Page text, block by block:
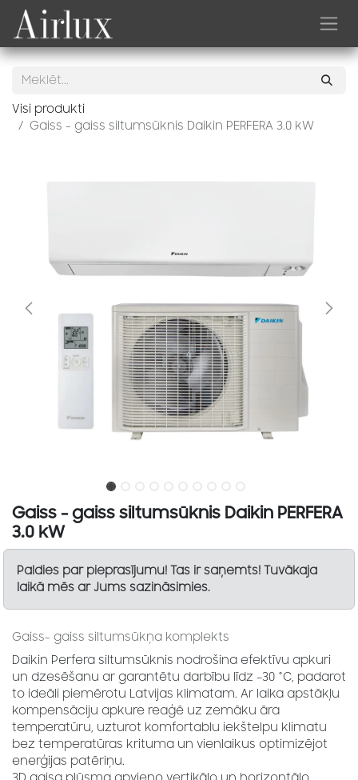
Skip to Content
Visi produkti
Gaiss - gaiss siltumsūknis Daikin PERFERA 3.0 kW
Gaiss - gaiss siltumsūknis Daikin PERFERA
3.0 kW
Paldies par pieprasījumu! Tas ir saņemts! Tuvākaja
laikā mēs ar Jums sazināsimies.
Gaiss- gaiss siltumsūkņa komplekts
Daikin Perfera siltumsūknis nodrošina efektīvu apkuri
un dzesēšanu ar garantētu darbību līdz –30 °C, padarot
to ideāli piemērotu Latvijas klimatam. Ar laika apstākļu
kompensāciju apkure reaģē uz zemāku āra
temperatūru, uzturot komfortablu iekštelpu klimatu
bez temperatūras krituma un vienlaikus optimizējot
enerģijas patēriņu.